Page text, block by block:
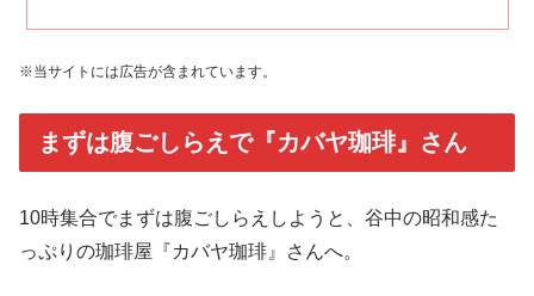
※当サイトには広告が含まれています。
まずは腹ごしらえで『カバヤ珈琲』さん
10時集合でまずは腹ごしらえしようと、谷中の昭和感た
っぷりの珈琲屋『カバヤ珈琲』さんへ。